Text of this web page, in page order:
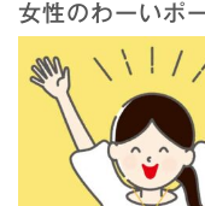
女性のわーいポ